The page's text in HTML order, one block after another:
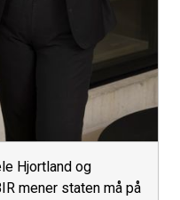
Hjortland og
mener staten må på